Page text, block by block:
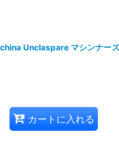
Unclaspare マシンナー
カートに入れる